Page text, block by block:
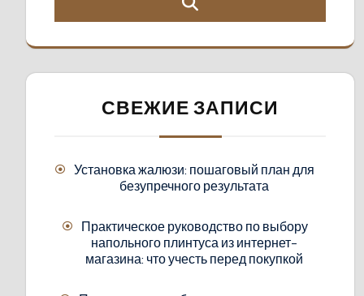
СВЕЖИЕ ЗАПИСИ
Установка жалюзи: пошаговый план для
безупречного результата
Практическое руководство по выбору
напольного плинтуса из интернет-
магазина: что учесть перед покупкой